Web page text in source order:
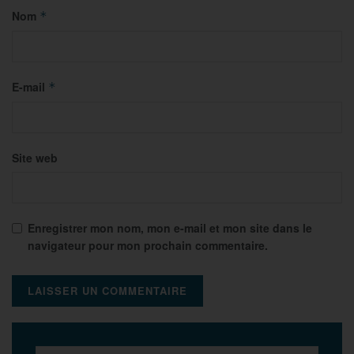
Nom *
E-mail *
Site web
Enregistrer mon nom, mon e-mail et mon site dans le
navigateur pour mon prochain commentaire.